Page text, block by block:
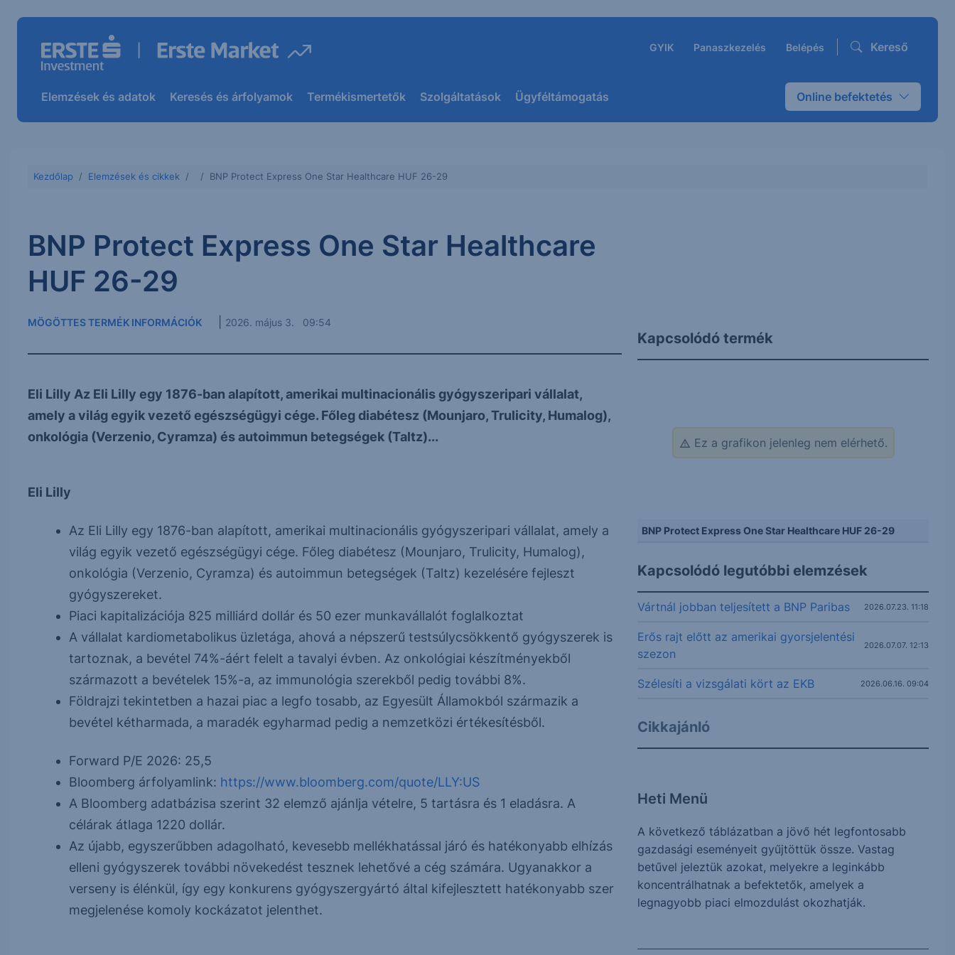
GYIK Panaszkezelés Belépés Kereső
Elemzések és adatok Keresés és árfolyamok Termékismertetők Szolgáltatások Ügyféltámogatás Online befektetés
Kezdőlap Elemzések és cikkek BNP Protect Express One Star Healthcare HUF 26-29
BNP Protect Express One Star Healthcare
HUF 26-29
MÖGÖTTES TERMÉK INFORMÁCIÓK 2026. május 3. 09:54
Eli Lilly Az Eli Lilly egy 1876-ban alapított, amerikai multinacionális gyógyszeripari vállalat,
amely a világ egyik vezető egészségügyi cége. Főleg diabétesz (Mounjaro, Trulicity, Humalog),
onkológia (Verzenio, Cyramza) és autoimmun betegségek (Taltz)...
Eli Lilly
Az Eli Lilly egy 1876-ban alapított, amerikai multinacionális gyógyszeripari vállalat, amely a
világ egyik vezető egészségügyi cége. Főleg diabétesz (Mounjaro, Trulicity, Humalog),
onkológia (Verzenio, Cyramza) és autoimmun betegségek (Taltz) kezelésére fejleszt
gyógyszereket.
Piaci kapitalizációja 825 milliárd dollár és 50 ezer munkavállalót foglalkoztat
A vállalat kardiometabolikus üzletága, ahová a népszerű testsúlycsökkentő gyógyszerek is
tartoznak, a bevétel 74%-áért felelt a tavalyi évben. Az onkológiai készítményekből
származott a bevételek 15%-a, az immunológia szerekből pedig további 8%.
Földrajzi tekintetben a hazai piac a legfo tosabb, az Egyesült Államokból származik a
bevétel kétharmada, a maradék egyharmad pedig a nemzetközi értékesítésből.
Forward P/E 2026: 25,5
Bloomberg árfolyamlink: https://www.bloomberg.com/quote/LLY:US
A Bloomberg adatbázisa szerint 32 elemző ajánlja vételre, 5 tartásra és 1 eladásra. A
célárak átlaga 1220 dollár.
Az újabb, egyszerűbben adagolható, kevesebb mellékhatással járó és hatékonyabb elhízás
elleni gyógyszerek további növekedést tesznek lehetővé a cég számára. Ugyanakkor a
verseny is élénkül, így egy konkurens gyógyszergyártó által kifejlesztett hatékonyabb szer
megjelenése komoly kockázatot jelenthet.
Kapcsolódó termék
Ez a grafikon jelenleg nem elérhető.
BNP Protect Express One Star Healthcare HUF 26-29
Kapcsolódó legutóbbi elemzések
Vártnál jobban teljesített a BNP Paribas 2026.07.23. 11:18
Erős rajt előtt az amerikai gyorsjelentési
szezon
2026.07.07. 12:13
Szélesíti a vizsgálati kört az EKB 2026.06.16. 09:04
Cikkajánló
Heti Menü
A következő táblázatban a jövő hét legfontosabb
gazdasági eseményeit gyűjtöttük össze. Vastag
betűvel jeleztük azokat, melyekre a leginkább
koncentrálhatnak a befektetők, amelyek a
legnagyobb piaci elmozdulást okozhatják.